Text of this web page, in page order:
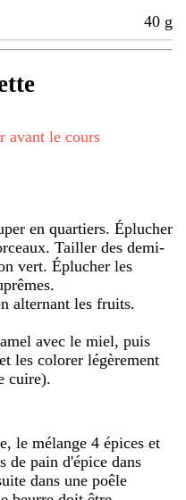
40 g
avant le cours
en quartiers. Éplucher
Tailler des demi-
vert. Éplucher les
alternant les fruits.
avec le miel, puis
les colorer légèrement
cuire).
le mélange 4 épices et
de pain d'épice dans
dans une poêle